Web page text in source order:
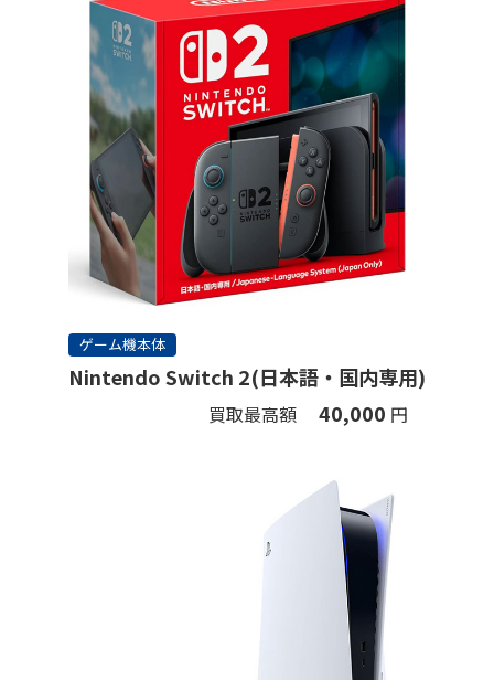
ゲーム機本体
Nintendo Switch 2(日本語・国内専用)
買取最高額 40,000 円